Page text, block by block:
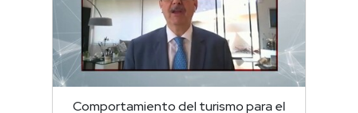
Comportamiento del turismo para el